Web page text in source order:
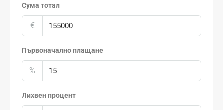
Сума тотал
€
Първоначално плащане
%
Лихвен процент